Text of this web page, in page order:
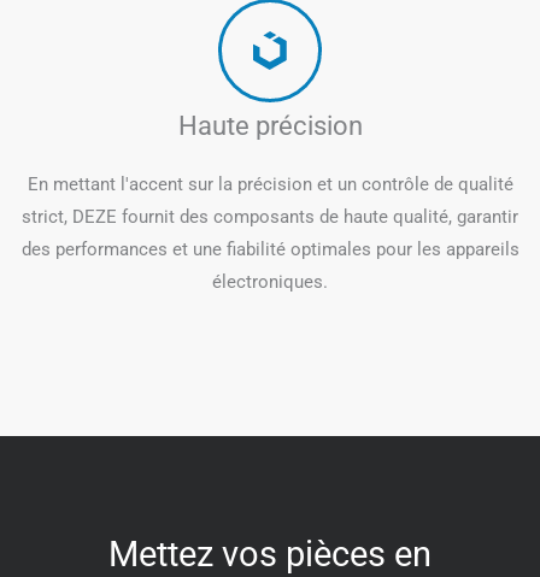
Haute précision
En mettant l'accent sur la précision et un contrôle de qualité
strict, DEZE fournit des composants de haute qualité, garantir
des performances et une fiabilité optimales pour les appareils
électroniques.
Mettez vos pièces en